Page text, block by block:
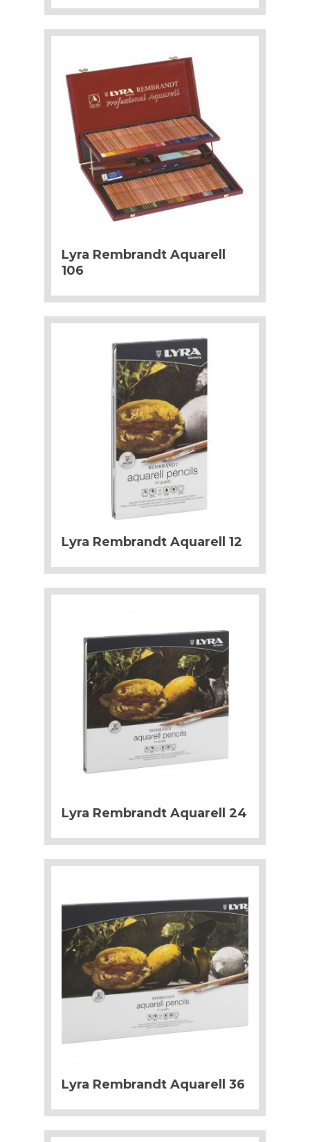
Lyra Rembrandt Aquarell
106
Lyra Rembrandt Aquarell 12
Lyra Rembrandt Aquarell 24
Lyra Rembrandt Aquarell 36